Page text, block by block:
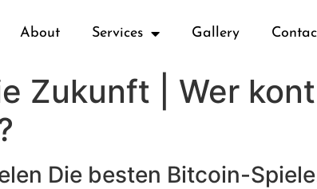
About Services Gallery
Zukunft | Wer
Die besten Bitcoin-